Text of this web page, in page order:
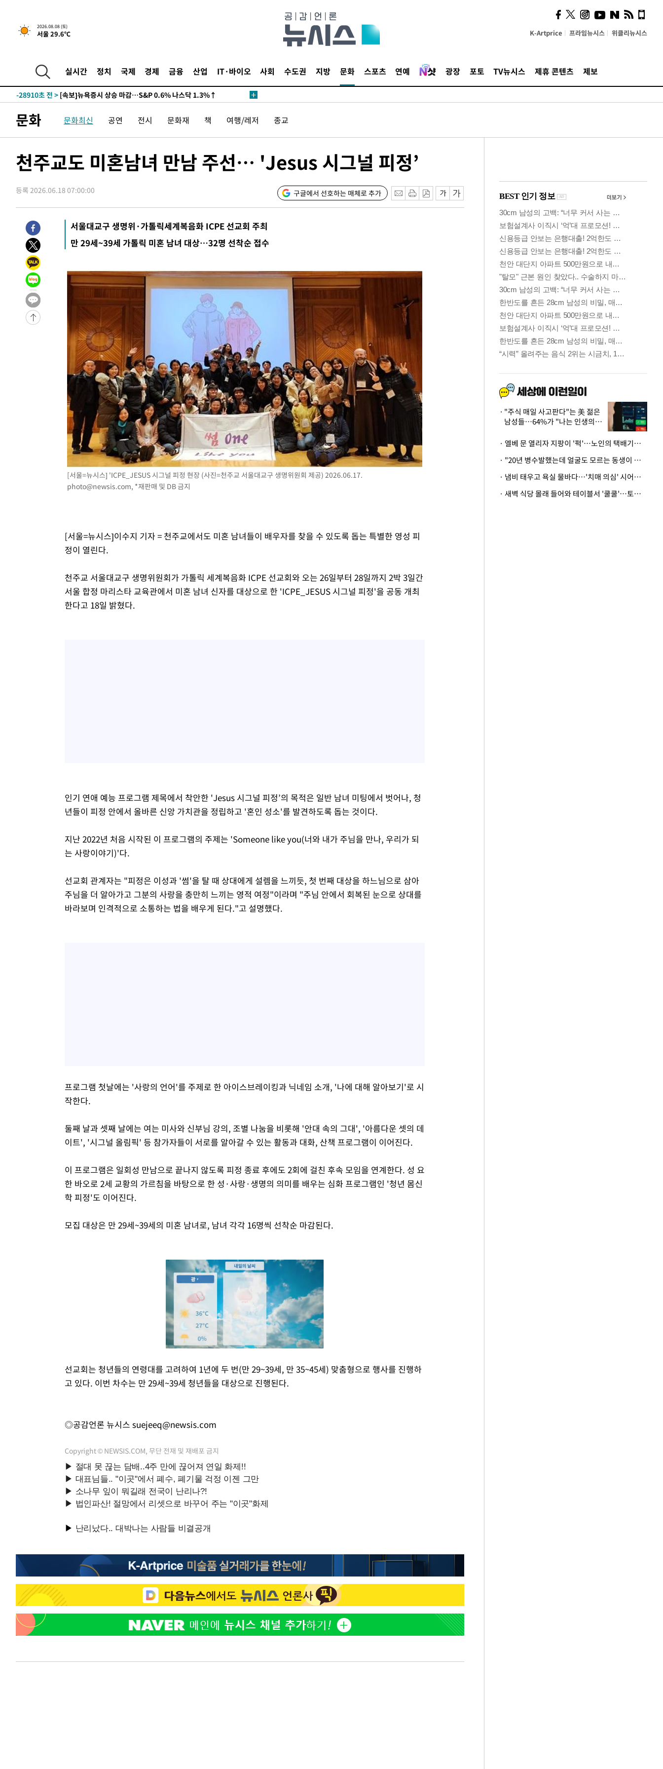
2026.08.08 (토)
서울 29.6℃ K-Artprice 프라임뉴시스 위클리뉴시스
실시간 정치 국제 경제 금융 산업 IT·바이오 사회 수도권 지방 문화 스포츠 연예 광장 포토 TV뉴시스 제휴 콘텐츠 제보
-28910초 전 > [속보]뉴욕증시 상승 마감…S&P 0.6% 나스닥 1.3%↑
문화 문화최신 공연 전시 문화재 책 여행/레저 종교
천주교도 미혼남녀 만남 주선… 'Jesus 시그널 피정’
등록 2026.06.18 07:00:00 구글에서 선호하는 매체로 추가
서울대교구 생명위·가톨릭세계복음화 ICPE 선교회 주최
만 29세~39세 가톨릭 미혼 남녀 대상…32명 선착순 접수
[서울=뉴시스] 'ICPE_JESUS 시그널 피정 현장 (사진=천주교 서울대교구 생명위원회 제공) 2026.06.17.
photo@newsis.com, *재판매 및 DB 금지
[서울=뉴시스]이수지 기자 = 천주교에서도 미혼 남녀들이 배우자를 찾을 수 있도록 돕는 특별한 영성 피
정이 열린다.
천주교 서울대교구 생명위원회가 가톨릭 세계복음화 ICPE 선교회와 오는 26일부터 28일까지 2박 3일간
서울 합정 마리스타 교육관에서 미혼 남녀 신자를 대상으로 한 'ICPE_JESUS 시그널 피정'을 공동 개최
한다고 18일 밝혔다.
인기 연애 예능 프로그램 제목에서 착안한 'Jesus 시그널 피정’의 목적은 일반 남녀 미팅에서 벗어나, 청
년들이 피정 안에서 올바른 신앙 가치관을 정립하고 '혼인 성소'를 발견하도록 돕는 것이다.
지난 2022년 처음 시작된 이 프로그램의 주제는 'Someone like you(너와 내가 주님을 만나, 우리가 되
는 사랑이야기)'다.
선교회 관계자는 "피정은 이성과 '썸'을 탈 때 상대에게 설렘을 느끼듯, 첫 번째 대상을 하느님으로 삼아
주님을 더 알아가고 그분의 사랑을 충만히 느끼는 영적 여정"이라며 "주님 안에서 회복된 눈으로 상대를
바라보며 인격적으로 소통하는 법을 배우게 된다."고 설명했다.
프로그램 첫날에는 '사랑의 언어'를 주제로 한 아이스브레이킹과 닉네임 소개, '나에 대해 알아보기'로 시
작한다.
둘째 날과 셋째 날에는 여는 미사와 신부님 강의, 조별 나눔을 비롯해 '안대 속의 그대', '아름다운 셋의 데
이트', '시그널 올림픽' 등 참가자들이 서로를 알아갈 수 있는 활동과 대화, 산책 프로그램이 이어진다.
이 프로그램은 일회성 만남으로 끝나지 않도록 피정 종료 후에도 2회에 걸친 후속 모임을 연계한다. 성 요
한 바오로 2세 교황의 가르침을 바탕으로 한 성·사랑·생명의 의미를 배우는 심화 프로그램인 '청년 몸신
학 피정'도 이어진다.
모집 대상은 만 29세~39세의 미혼 남녀로, 남녀 각각 16명씩 선착순 마감된다.
Mute
선교회는 청년들의 연령대를 고려하여 1년에 두 번(만 29~39세, 만 35~45세) 맞춤형으로 행사를 진행하
고 있다. 이번 차수는 만 29세~39세 청년들을 대상으로 진행된다.
◎공감언론 뉴시스 suejeeq@newsis.com
Copyright © NEWSIS.COM, 무단 전재 및 재배포 금지
시, 스마트폰 액세서리에
NFC 더했다
"주식 매일 사고판다"는 美 젊은
남성들…64%가 "나는 인생의
· 엘베 문 열리자 지팡이 '퍽'…노인의 택배기사 폭행 이유
· "20년 병수발했는데 얼굴도 모르는 동생이 유산 절반을"…배다른 형제 상속권 있을까
· 냄비 태우고 욕실 물바다…'치매 의심' 시어머니 검사 권유했다가 '날벼락'
· 새벽 식당 몰래 들어와 테이블서 '쿨쿨'…토사물 남기고 사라진 남성